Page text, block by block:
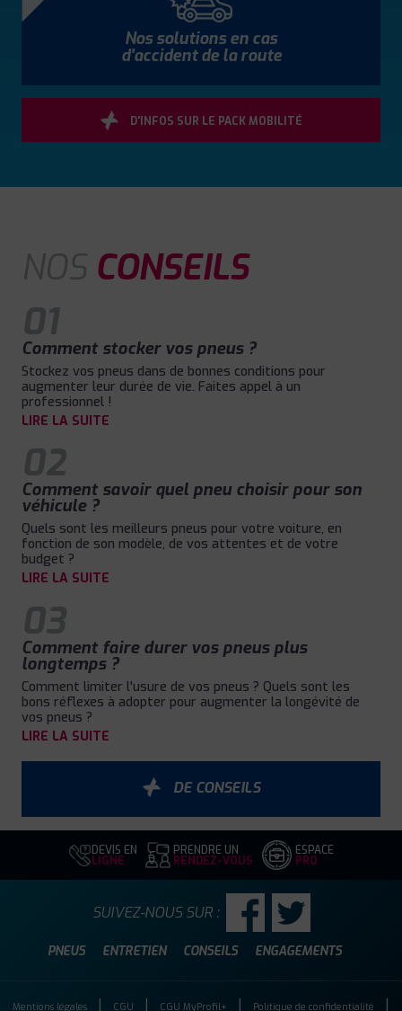
Nos solutions en cas
d'accident de la route
D'INFOS SUR LE PACK MOBILITÉ
NOS CONSEILS
01
Comment stocker vos pneus ?
Stockez vos pneus dans de bonnes conditions pour
augmenter leur durée de vie. Faites appel à un
professionnel !
LIRE LA SUITE
02
Comment savoir quel pneu choisir pour son
véhicule ?
Quels sont les meilleurs pneus pour votre voiture, en
fonction de son modèle, de vos attentes et de votre
budget ?
LIRE LA SUITE
03
Comment faire durer vos pneus plus
longtemps ?
Comment limiter l'usure de vos pneus ? Quels sont les
bons réflexes à adopter pour augmenter la longévité de
vos pneus ?
LIRE LA SUITE
DE CONSEILS
DEVIS EN
LIGNE
PRENDRE UN
RENDEZ-VOUS
ESPACE
PRO
PNEUS ENTRETIEN CONSEILS ENGAGEMENTS
SUIVEZ-NOUS SUR :
Mentions légales CGU CGU MyProfil+ Politique de confidentialité